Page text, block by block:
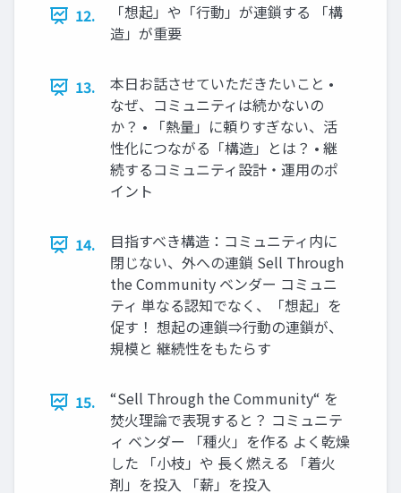
12.
「想起」や「行動」が連鎖する 「構
造」が重要
13.
本日お話させていただきたいこと •
なぜ、コミュニティは続かないの
か？ • 「熱量」に頼りすぎない、活
性化につながる「構造」とは？ • 継
続するコミュニティ設計・運用のポ
イント
14.
目指すべき構造：コミュニティ内に
閉じない、外への連鎖 Sell Through
the Community ベンダー コミュニ
ティ 単なる認知でなく、「想起」を
促す！ 想起の連鎖⇒行動の連鎖が、
規模と 継続性をもたらす
15.
“Sell Through the Community“ を
焚火理論で表現すると？ コミュニテ
ィ ベンダー 「種火」を作る よく乾燥
した 「小枝」や 長く燃える 「着火
剤」を投入 「薪」を投入